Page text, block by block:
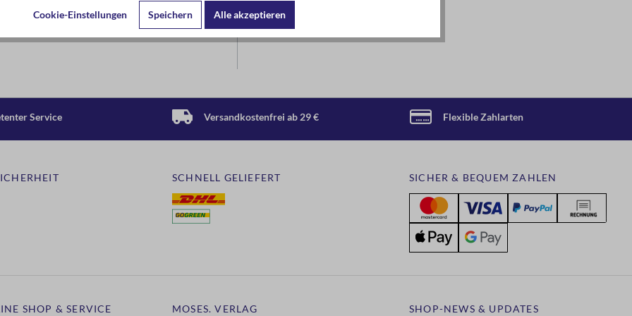
Essays und Romane wie Ein Zimmer für
alle, die die bedeutende Literatur Virginia
Service Versandkostenfrei ab 29 € Flexible Zahlarten
SCHNELL GELIEFERT SICHER & BEQUEM ZAHLEN
SHOP & SERVICE MOSES. VERLAG SHOP-NEWS & UPDATES
Cookie-Einstellungen Speichern Alle akzeptieren